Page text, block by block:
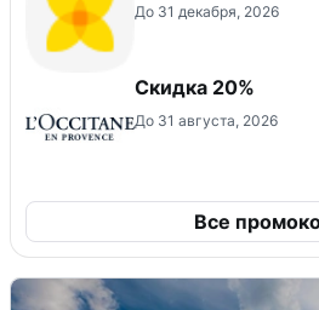
До 31 декабря, 2026
Скидка 20%
До 31 августа, 2026
Все